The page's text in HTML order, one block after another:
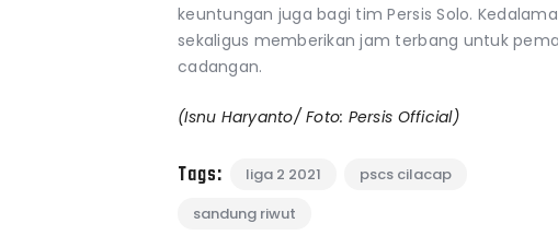
keuntungan juga bagi tim Persis Solo.
sekaligus memberikan jam terbang untuk
cadangan.
(Isnu Haryanto/ Foto: Persis Official)
Tags: liga 2 2021
pscs cilacap
sandung riwut